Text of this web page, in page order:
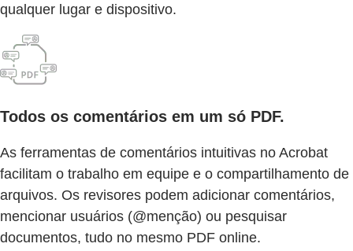
qualquer lugar e dispositivo.
Todos os comentários em um só PDF.
As ferramentas de comentários intuitivas no Acrobat
facilitam o trabalho em equipe e o compartilhamento de
arquivos. Os revisores podem adicionar comentários,
mencionar usuários (@menção) ou pesquisar
documentos, tudo no mesmo PDF online.